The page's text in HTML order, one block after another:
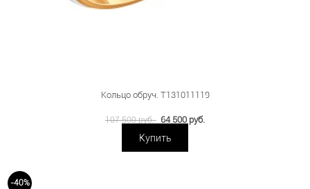
Кольцо обруч. Т131011119
107 500 руб. 64 500 руб.
Купить
-40%